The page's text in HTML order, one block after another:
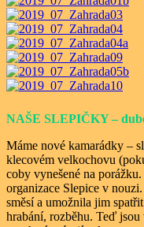
NAŠE SLEPIČKY –
Máme nové kamarádky –
klecovém velkochovu
coby vynešené na
organizace Slepice v
směsí a umožnila jim
hrabání, rozběhu. Teď